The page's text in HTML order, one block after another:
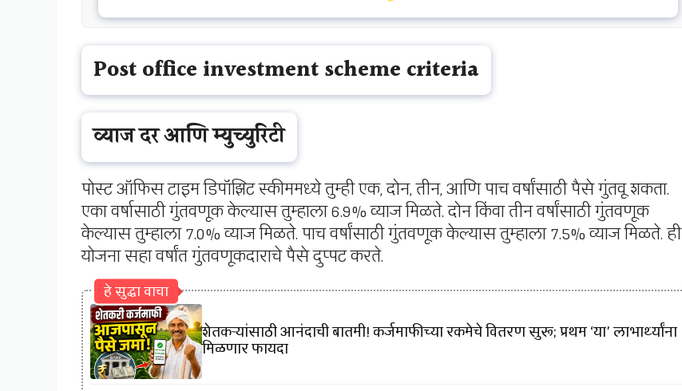
Post office investment scheme criteria
व्याज दर आणि म्युच्युरिटी
पोस्ट ऑफिस टाइम डिपॉझिट स्कीममध्ये तुम्ही एक, दोन, तीन, आणि पाच वर्षांसाठी पैसे गुंतवू शकता.
एका वर्षासाठी गुंतवणूक केल्यास तुम्हाला 6.9% व्याज मिळते. दोन किंवा तीन वर्षांसाठी गुंतवणूक
केल्यास तुम्हाला 7.0% व्याज मिळते. पाच वर्षांसाठी गुंतवणूक केल्यास तुम्हाला 7.5% व्याज मिळते. ही
योजना सहा वर्षांत गुंतवणूकदाराचे पैसे दुप्पट करते.
हे सुद्धा वाचा
शेतकऱ्यांसाठी आनंदाची बातमी! कर्जमाफीच्या रकमेचे वितरण सुरू; प्रथम ‘या’ लाभार्थ्यांना
मिळणार फायदा